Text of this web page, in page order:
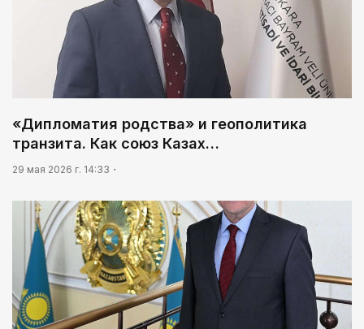
«Дипломатия родства» и геополитика
транзита. Как союз Казах…
29 мая 2026 г. 14:33